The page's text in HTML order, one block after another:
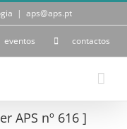
| aps@aps.pt
eventos contactos
APS nº 616 ]